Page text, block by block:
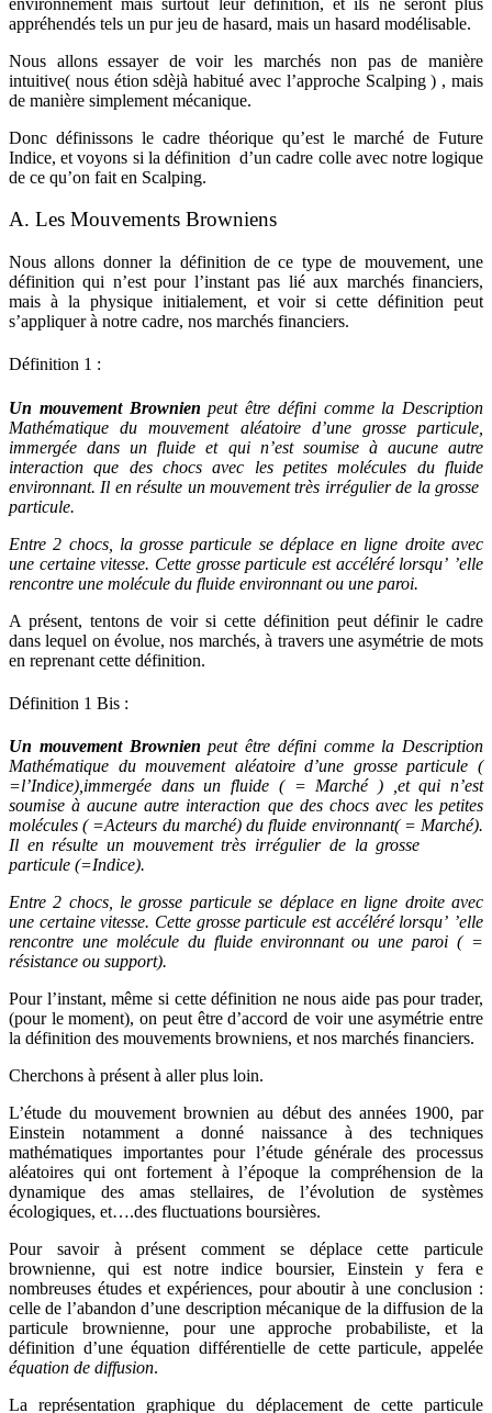
appréhendés tels un pur jeu de hasard, mais un hasard modélisable.
Nous allons essayer de voir les marchés non pas de manière
intuitive( nous étion sdèjà habitué avec l’approche Scalping ) , mais
de manière simplement mécanique.
Donc définissons le cadre théorique qu’est le marché de Future
Indice, et voyons si la définition d’un cadre colle avec notre logique
de ce qu’on fait en Scalping.
A. Les Mouvements Browniens
Nous allons donner la définition de ce type de mouvement, une
définition qui n’est pour l’instant pas lié aux marchés financiers,
mais à la physique initialement, et voir si cette définition peut
s’appliquer à notre cadre, nos marchés financiers.
Définition 1 :
Un mouvement Brownien peut être défini comme la Description
Mathématique du mouvement aléatoire d’une grosse particule,
immergée dans un fluide et qui n’est soumise à aucune autre
interaction que des chocs avec les petites molécules du fluide
environnant. Il en résulte un mouvement très irrégulier de la grosse
particule.
Entre 2 chocs, la grosse particule se déplace en ligne droite avec
une certaine vitesse. Cette grosse particule est accéléré lorsqu’ ’elle
rencontre une molécule du fluide environnant ou une paroi.
A présent, tentons de voir si cette définition peut définir le cadre
dans lequel on évolue, nos marchés, à travers une asymétrie de mots
en reprenant cette définition.
Définition 1 Bis :
Un mouvement Brownien peut être défini comme la Description
Mathématique du mouvement aléatoire d’une grosse particule (
=l’Indice),immergée dans un fluide ( = Marché ) ,et qui n’est
soumise à aucune autre interaction que des chocs avec les petites
molécules ( =Acteurs du marché) du fluide environnant( = Marché).
Il en résulte un mouvement très irrégulier de la grosse
particule (=Indice).
Entre 2 chocs, le grosse particule se déplace en ligne droite avec
une certaine vitesse. Cette grosse particule est accéléré lorsqu’ ’elle
rencontre une molécule du fluide environnant ou une paroi ( =
résistance ou support).
Pour l’instant, même si cette définition ne nous aide pas pour trader,
(pour le moment), on peut être d’accord de voir une asymétrie entre
la définition des mouvements browniens, et nos marchés financiers.
Cherchons à présent à aller plus loin.
L’étude du mouvement brownien au début des années 1900, par
Einstein notamment a donné naissance à des techniques
mathématiques importantes pour l’étude générale des processus
aléatoires qui ont fortement à l’époque la compréhension de la
dynamique des amas stellaires, de l’évolution de systèmes
écologiques, et….des fluctuations boursières.
Pour savoir à présent comment se déplace cette particule
brownienne, qui est notre indice boursier, Einstein y fera e
nombreuses études et expériences, pour aboutir à une conclusion :
celle de l’abandon d’une description mécanique de la diffusion de la
particule brownienne, pour une approche probabiliste, et la
définition d’une équation différentielle de cette particule, appelée
équation de diffusion.
La représentation graphique du déplacement de cette particule